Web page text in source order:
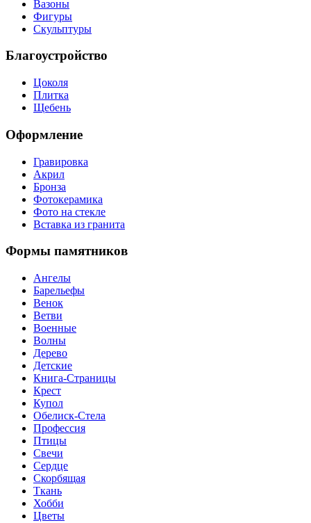
Вазоны
Фигуры
Скульптуры
Благоустройство
Цоколя
Плитка
Щебень
Оформление
Гравировка
Акрил
Бронза
Фотокерамика
Фото на стекле
Вставка из гранита
Формы памятников
Ангелы
Барельефы
Венок
Ветви
Военные
Волны
Дерево
Детские
Книга-Страницы
Крест
Купол
Обелиск-Стела
Профессия
Птицы
Свечи
Сердце
Скорбящая
Ткань
Хобби
Цветы